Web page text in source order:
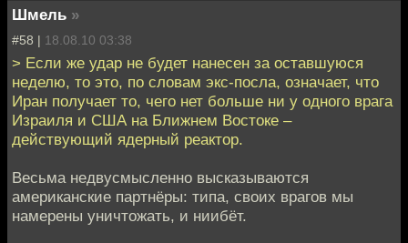
Шмель »
#58 | 18.08.10 03:38
> Если же удар не будет нанесен за оставшуюся
неделю, то это, по словам экс-посла, означает, что
Иран получает то, чего нет больше ни у одного врага
Израиля и США на Ближнем Востоке –
действующий ядерный реактор.
Весьма недвусмысленно высказываются
американские партнёры: типа, своих врагов мы
намерены уничтожать, и ниибёт.